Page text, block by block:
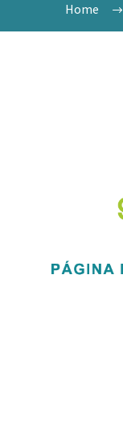
Home